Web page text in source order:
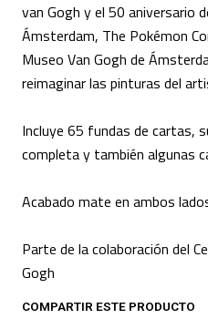
van Gogh y el 50 aniversario
Ámsterdam, The Pokémon
Museo Van Gogh de
reimaginar las pinturas del
Incluye 65 fundas de cartas,
completa y también algunas
Acabado mate en ambos
Parte de la colaboración del
Gogh
COMPARTIR ESTE PRODUCTO